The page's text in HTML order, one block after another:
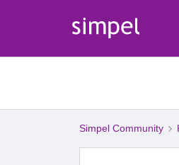
Simpel Community